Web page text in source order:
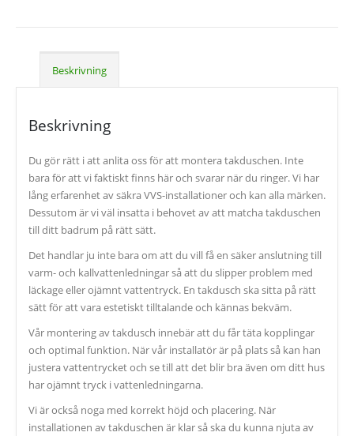
Beskrivning
Beskrivning
Du gör rätt i att anlita oss för att montera takduschen. Inte
bara för att vi faktiskt finns här och svarar när du ringer. Vi har
lång erfarenhet av säkra VVS-installationer och kan alla märken.
Dessutom är vi väl insatta i behovet av att matcha takduschen
till ditt badrum på rätt sätt.
Det handlar ju inte bara om att du vill få en säker anslutning till
varm- och kallvattenledningar så att du slipper problem med
läckage eller ojämnt vattentryck. En takdusch ska sitta på rätt
sätt för att vara estetiskt tilltalande och kännas bekväm.
Vår montering av takdusch innebär att du får täta kopplingar
och optimal funktion. När vår installatör är på plats så kan han
justera vattentrycket och se till att det blir bra även om ditt hus
har ojämnt tryck i vattenledningarna.
Vi är också noga med korrekt höjd och placering. När
installationen av takduschen är klar så ska du kunna njuta av